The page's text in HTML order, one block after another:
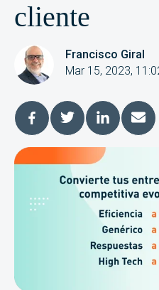
cliente
Francisco Giral
Mar 15, 2023,